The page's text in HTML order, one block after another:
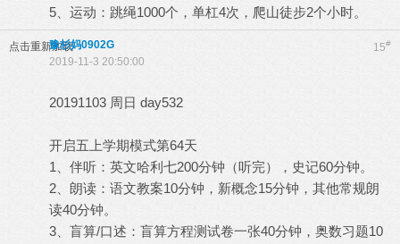
5、运动：跳绳1000个，单杠4次，爬山徒步2个小时。
点击重新加载 15#
豫杉妈0902G
2019-11-3 20:50:00
20191103 周日 day532
开启五上学期模式第64天
1、伴听：英文哈利七200分钟（听完），史记60分钟。
2、朗读：语文教案10分钟，新概念15分钟，其他常规朗
读40分钟。
3、盲算/口述：盲算方程测试卷一张40分钟，奥数习题10